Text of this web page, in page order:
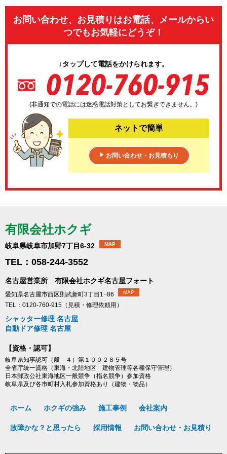
お問い合わせ、お見積りはお電話、メールからい
つでもお気軽にどうぞ！
↓タップして電話をかけられます。
(非通知での電話には迷惑電話対策としてお繋ぎできません。)
ネットで簡単
▶ お問い合わせ・お見積もり
有限会社ホクギ
岐阜県岐阜市加野7丁目6-32 MAP
TEL：058-244-3552
名古屋営業所 有限会社ホクギ名古屋フォート
愛知県名古屋市西区則武新町3丁目1−86 MAP
TEL：0120-760-915（見積・修理依頼用）
シャッター修理 名古屋
自動ドア修理 名古屋
【資格・認可】
岐阜県知事認可（般－４）第１００２８５号
全省庁統一資格（東海・北陸地区 建物管理等各種保守管理）
日本郵政公社東海地区一般競争（指名競争）参加資格
岐阜県及び各市町村入札参加資格あり（建物・物品）
ホーム ホクギの強み 施工事例 会社案内
故障かな？と思ったら 採用情報 お問い合わせ・お見積り